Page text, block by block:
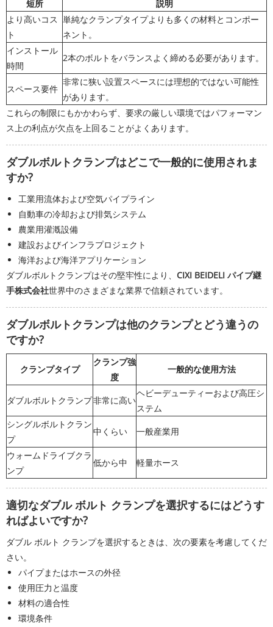
短所
説明
より高いコス
ト
単純なクランプタイプよりも多くの材料とコンポー
ネント。
インストール
時間
2本のボルトをバランスよく締める必要があります。
スペース要件
非常に狭い設置スペースには理想的ではない可能性
があります。
これらの制限にもかかわらず、要求の厳しい環境ではパフォーマン
ス上の利点が欠点を上回ることがよくあります。
ダブルボルトクランプはどこで一般的に使用されま
すか?
工業用流体および空気パイプライン
自動車の冷却および排気システム
農業用灌漑設備
建設およびインフラプロジェクト
海洋および海洋アプリケーション
ダブルボルトクランプはその堅牢性により、 CIXI BEIDELI パイプ継
手株式会社世界中のさまざまな業界で信頼されています。
ダブルボルトクランプは他のクランプとどう違うの
ですか?
クランプタイプ
クランプ強
度
一般的な使用方法
ダブルボルトクランプ非常に高い
ヘビーデューティーおよび高圧シ
ステム
シングルボルトクラン
プ
中くらい 一般産業用
ウォームドライブクラ
ンプ
低から中 軽量ホース
適切なダブル ボルト クランプを選択するにはどうす
ればよいですか?
ダブル ボルト クランプを選択するときは、次の要素を考慮してくだ
さい。
パイプまたはホースの外径
使用圧力と温度
材料の適合性
環境条件